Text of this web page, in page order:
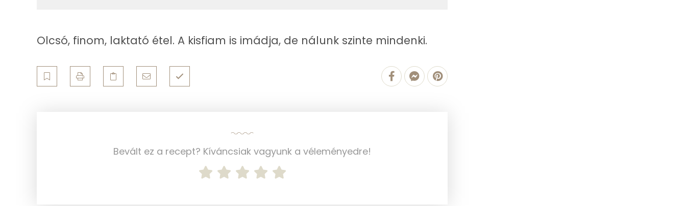
Koleszterin
2 mg
Ásványi anyagok
Olcsó, finom, laktató étel. A kisfiam is imádja, de nálunk szinte mindenki.
Bevált ez a recept? Kíváncsiak vagyunk a véleményedre!